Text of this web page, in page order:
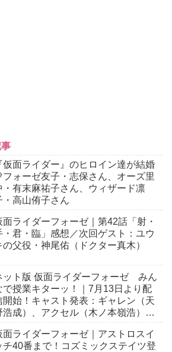
仮面ライダー』のヒロイン達が結婚
フォーゼ友子・志保さん、オーズ里
・有末麻祐子さん、ウィザード凛
・高山侑子さん
面ライダーフォーゼ｜第42話「射・
・君・臨」感想／次回ゲスト：ユウ
の父役・神尾佑（ドクター真木）
ット版 仮面ライダーフォーゼ みん
で授業キターッ！｜7月13日より配
開始！キャスト発表：ギャレン（天
浩成）、アクセル（木ノ本嶺浩）／
面ライダーフォーゼ｜アストロスイ
チ40番まで！コズミックステイツ登